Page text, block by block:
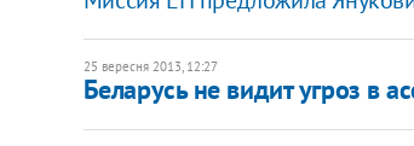
25 вересня 2013, 12:27
Беларусь не видит угроз в